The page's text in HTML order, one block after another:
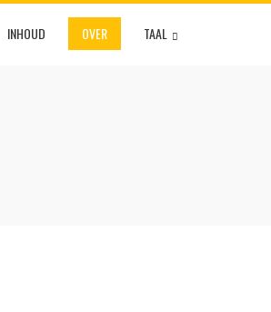
INHOUD OVER TAAL